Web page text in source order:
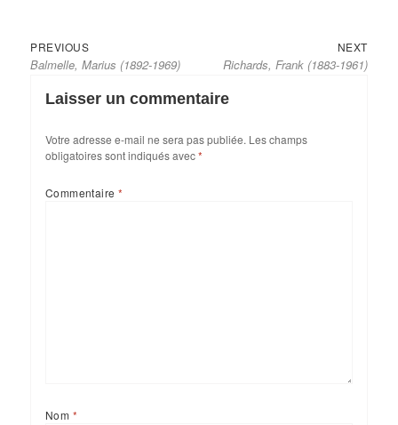
Navigation
de
l’article
PREVIOUSPrevious
post:
Balmelle, Marius (1892-1969)
NEXTNext
post:
Richards, Frank (1883-1961)
Laisser un commentaire
Votre adresse e-mail ne sera pas publiée. Les champs
obligatoires sont indiqués avec*
Commentaire*
Nom *